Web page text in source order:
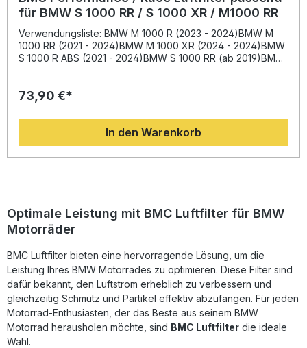
für BMW S 1000 RR / S 1000 XR / M1000 RR
Verwendungsliste: BMW M 1000 R (2023 - 2024)BMW M
1000 RR (2021 - 2024)BMW M 1000 XR (2024 - 2024)BMW
S 1000 R ABS (2021 - 2024)BMW S 1000 RR (ab 2019)BMW
maximalem Luftdurchsatz und effektiver Filterleistung,
eine spürbare Leistungssteigerung ihres Motorrads
erzielen möchten. Er wird aus hochwertigsten Materialien
gefertigt – ein stabiler Gummirahmen verhindert Brüche und
sorgt für eine perfekte Passform. Das Filterelement besteht
Diese Bauweise erhöht die Beständigkeit gegenüber
Benzindämpfen und Oxidation und verlängert die
Lebensdauer erheblich. Durch den erhöhten Luftdurchsatz
Druckverlust minimiert, was zu einer verbesserten
Motorleistung führt. Gleichzeitig bleibt der Filter waschbar
und wiederverwendbar – eine nachhaltige Lösung für
Performance-orientierte Fahrerinnen und Fahrer. Der BMC
Motorsport-Luftfilter wird auch erfolgreich im
professionellen Rennsport eingesetzt, unter anderem in
der Superbike-Weltmeisterschaft und MotoGP. Erhöhter
Luftdurchsatz für optimierte Motorleistung Waschbar und
73,90 €*
In den Warenkorb
Optimale Leistung mit BMC Luftfilter für BMW
Motorräder
BMC Luftfilter bieten eine hervorragende Lösung, um die
Leistung Ihres BMW Motorrades zu optimieren. Diese Filter sind
dafür bekannt, den Luftstrom erheblich zu verbessern und
gleichzeitig Schmutz und Partikel effektiv abzufangen. Für jeden
Motorrad-Enthusiasten, der das Beste aus seinem BMW
Motorrad herausholen möchte, sind BMC Luftfilter die ideale
Wahl.